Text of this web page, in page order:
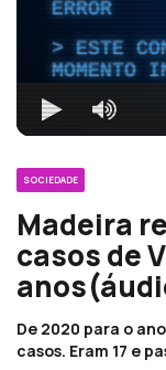
ERROR
ESTE
MOMENTO
SOCIEDADE
Madeira
casos de
De 2020 para o
casos. Eram 17 e